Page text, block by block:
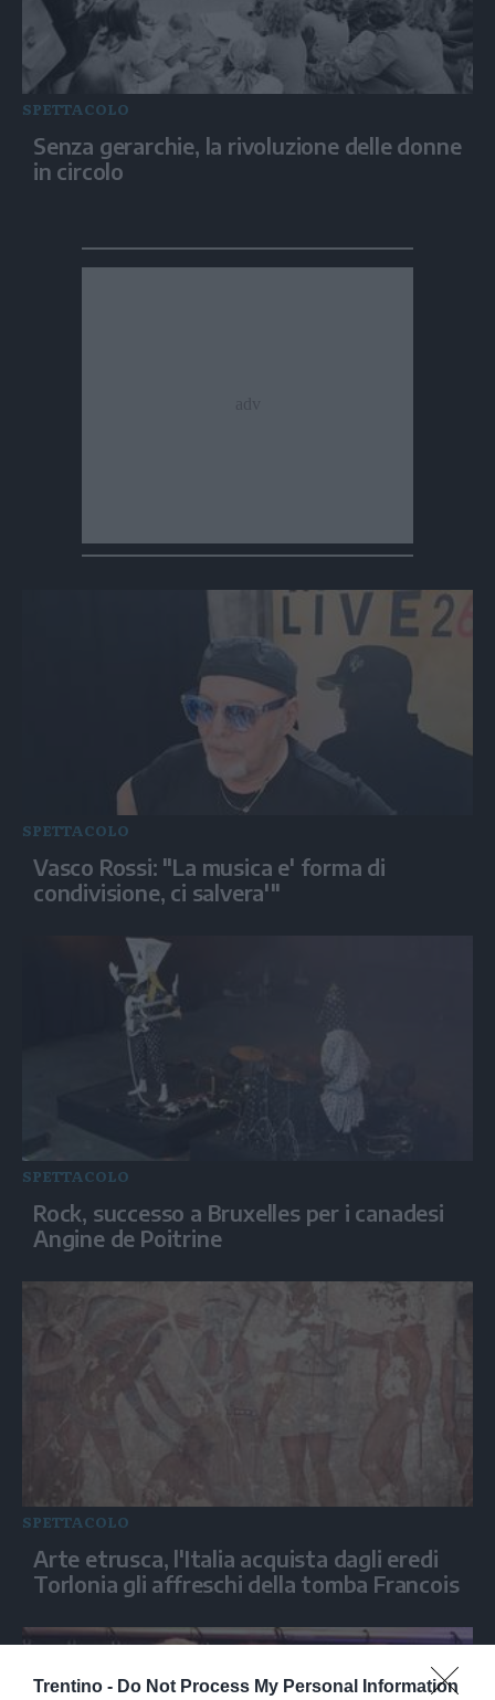
Trentino - Do Not Process My Personal Information
SPETTACOLO
Senza gerarchie, la rivoluzione delle donne
in circolo
SPETTACOLO
Vasco Rossi: "La musica e' forma di
condivisione, ci salvera'"
SPETTACOLO
Rock, successo a Bruxelles per i canadesi
Angine de Poitrine
SPETTACOLO
Arte etrusca, l'Italia acquista dagli eredi
Torlonia gli affreschi della tomba Francois